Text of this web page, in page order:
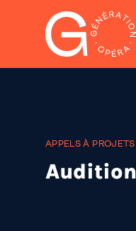
Génération Opéra
APPELS À PROJETS